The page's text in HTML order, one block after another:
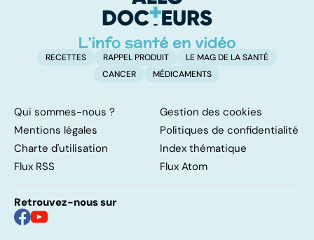
RECETTES RAPPEL PRODUIT
LE MAG DE LA SANTÉ
CANCER
MÉDICAMENTS
Qui sommes-nous ?
Gestion des cookies
Mentions légales
Politiques de confidentialité
Charte d'utilisation
Index thématique
Flux RSS
Flux Atom
Retrouvez-nous sur